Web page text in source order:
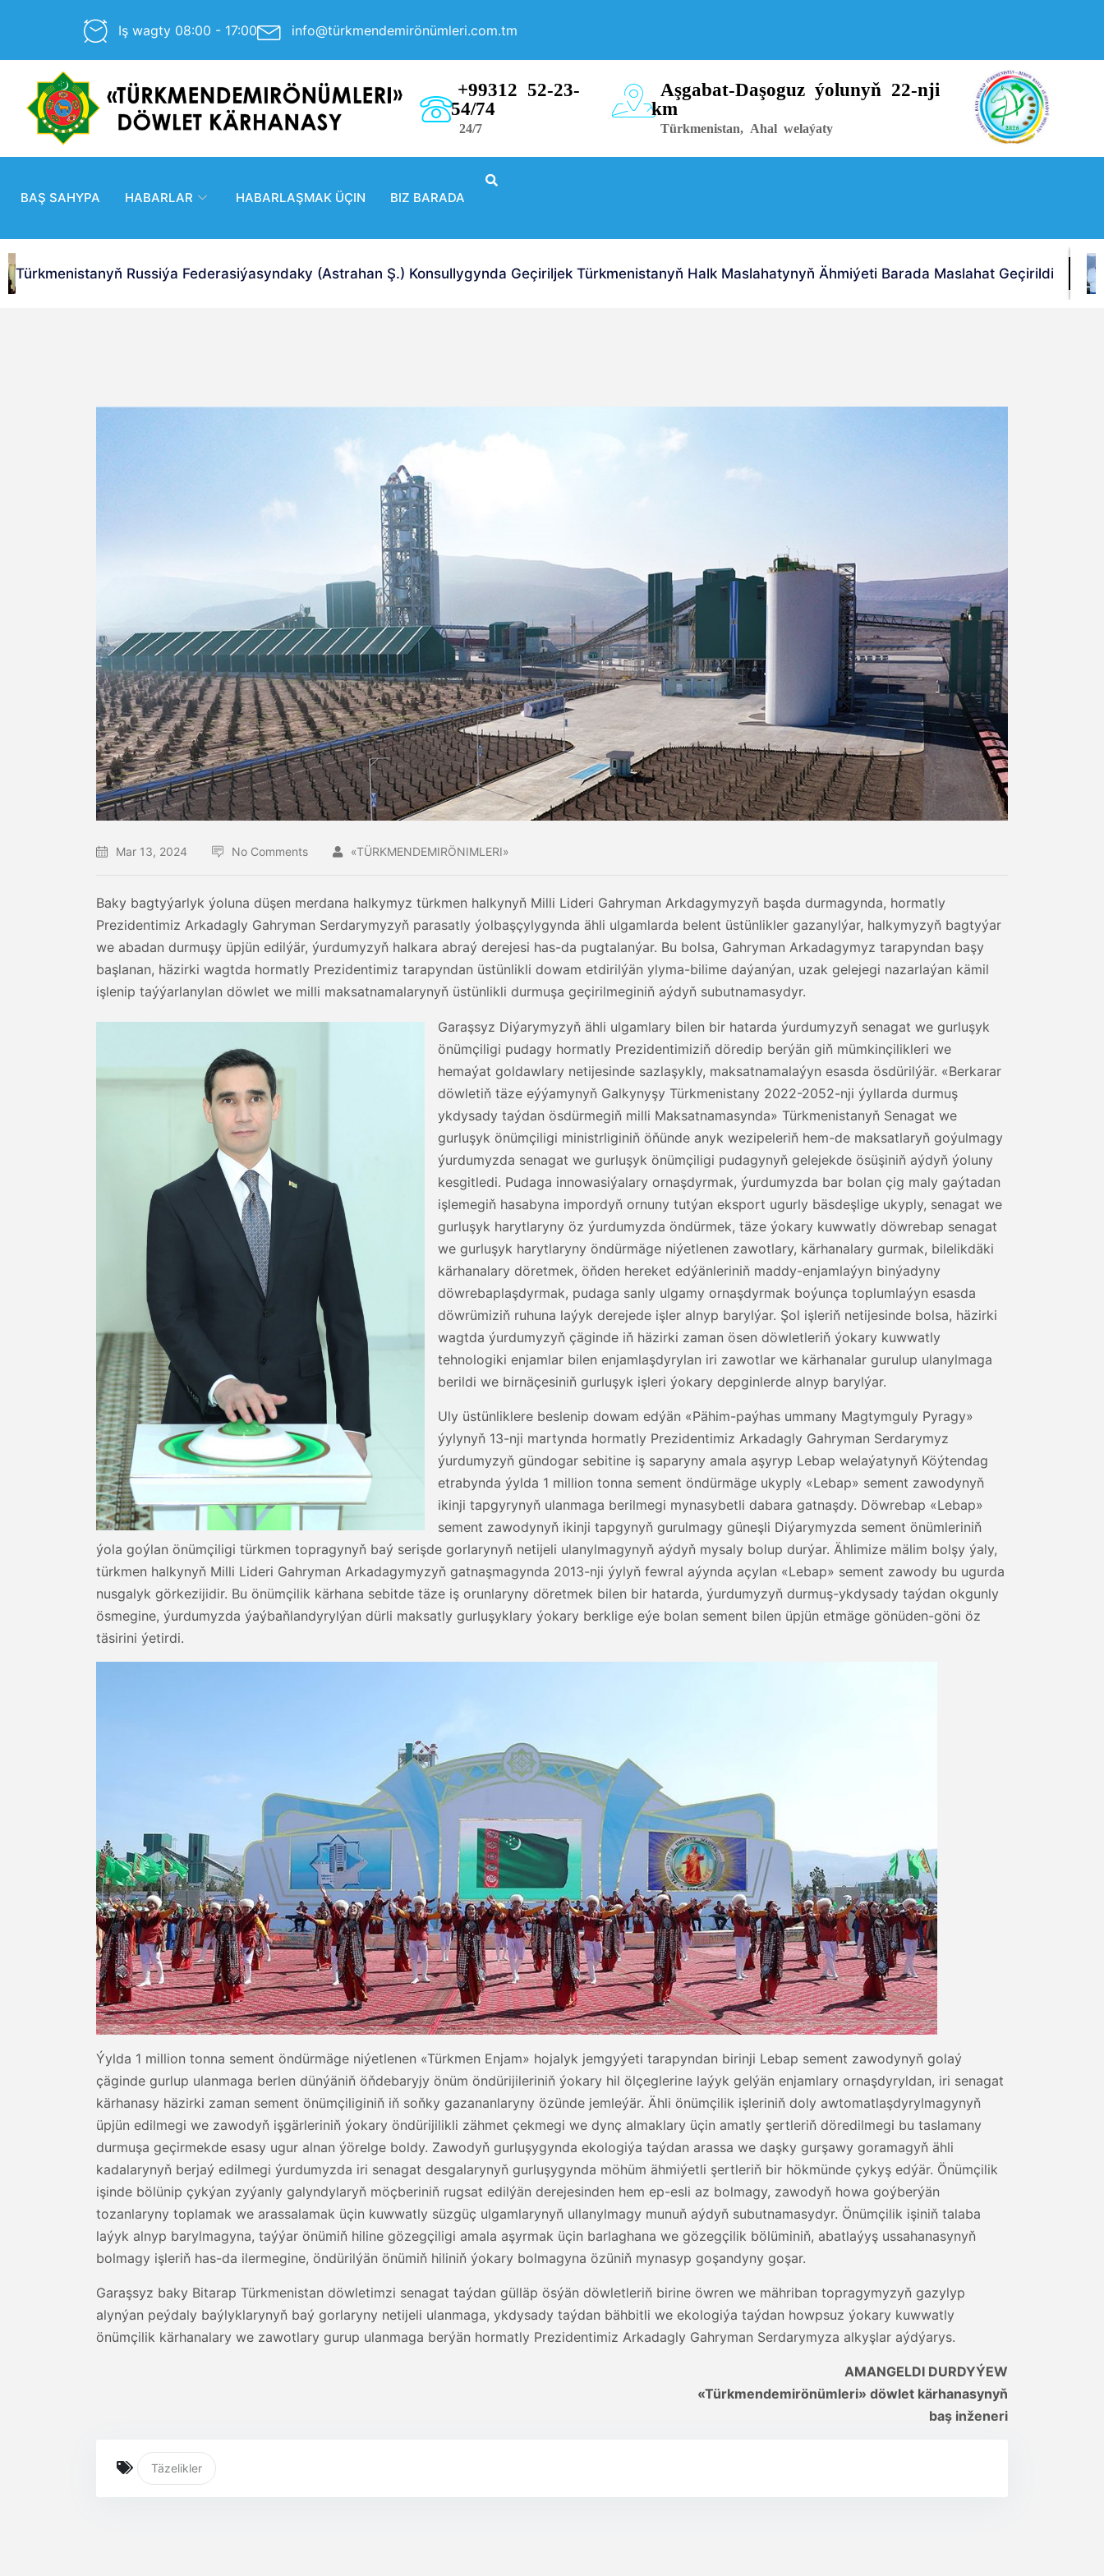
Iş wagty 08:00 - 17:00 info@türkmendemirönümleri.com.tm
+99312 52-23-
54/74
24/7
Aşgabat-Daşoguz ýolunyň 22-nji
km
Türkmenistan, Ahal welaýaty
BAŞ SAHYPA HABARLAR HABARLAŞMAK ÜÇIN BIZ BARADA
Türkmenistanyň Russiýa Federasiýasyndaky (Astrahan Ş.) Konsullygynda Geçiriljek Türkmenistanyň Halk Maslahatynyň Ähmiýeti Barada Maslahat Geçirildi
Mar 13, 2024 No Comments «TÜRKMENDEMIRÖNIMLERI»
Baky bagtyýarlyk ýoluna düşen merdana halkymyz türkmen halkynyň Milli Lideri Gahryman Arkdagymyzyň başda durmagynda, hormatly
Prezidentimiz Arkadagly Gahryman Serdarymyzyň parasatly ýolbaşçylygynda ähli ulgamlarda belent üstünlikler gazanylýar, halkymyzyň bagtyýar
we abadan durmuşy üpjün edilýär, ýurdumyzyň halkara abraý derejesi has-da pugtalanýar. Bu bolsa, Gahryman Arkadagymyz tarapyndan başy
başlanan, häzirki wagtda hormatly Prezidentimiz tarapyndan üstünlikli dowam etdirilýän ylyma-bilime daýanýan, uzak gelejegi nazarlaýan kämil
işlenip taýýarlanylan döwlet we milli maksatnamalarynyň üstünlikli durmuşa geçirilmeginiň aýdyň subutnamasydyr.
Garaşsyz Diýarymyzyň ähli ulgamlary bilen bir hatarda ýurdumyzyň senagat we gurluşyk
önümçiligi pudagy hormatly Prezidentimiziň döredip berýän giň mümkinçilikleri we
hemaýat goldawlary netijesinde sazlaşykly, maksatnamalaýyn esasda ösdürilýär. «Berkarar
döwletiň täze eýýamynyň Galkynyşy Türkmenistany 2022-2052-nji ýyllarda durmuş
ykdysady taýdan ösdürmegiň milli Maksatnamasynda» Türkmenistanyň Senagat we
gurluşyk önümçiligi ministrliginiň öňünde anyk wezipeleriň hem-de maksatlaryň goýulmagy
ýurdumyzda senagat we gurluşyk önümçiligi pudagynyň gelejekde ösüşiniň aýdyň ýoluny
kesgitledi. Pudaga innowasiýalary ornaşdyrmak, ýurdumyzda bar bolan çig maly gaýtadan
işlemegiň hasabyna impordyň ornuny tutýan eksport ugurly bäsdeşlige ukyply, senagat we
gurluşyk harytlaryny öz ýurdumyzda öndürmek, täze ýokary kuwwatly döwrebap senagat
we gurluşyk harytlaryny öndürmäge niýetlenen zawotlary, kärhanalary gurmak, bilelikdäki
kärhanalary döretmek, öňden hereket edýänleriniň maddy-enjamlaýyn binýadyny
döwrebaplaşdyrmak, pudaga sanly ulgamy ornaşdyrmak boýunça toplumlaýyn esasda
döwrümiziň ruhuna laýyk derejede işler alnyp barylýar. Şol işleriň netijesinde bolsa, häzirki
wagtda ýurdumyzyň çäginde iň häzirki zaman ösen döwletleriň ýokary kuwwatly
tehnologiki enjamlar bilen enjamlaşdyrylan iri zawotlar we kärhanalar gurulup ulanylmaga
berildi we birnäçesiniň gurluşyk işleri ýokary depginlerde alnyp barylýar.
Uly üstünliklere beslenip dowam edýän «Pähim-paýhas ummany Magtymguly Pyragy»
ýylynyň 13-nji martynda hormatly Prezidentimiz Arkadagly Gahryman Serdarymyz
ýurdumyzyň gündogar sebitine iş saparyny amala aşyryp Lebap welaýatynyň Köýtendag
etrabynda ýylda 1 million tonna sement öndürmäge ukyply «Lebap» sement zawodynyň
ikinji tapgyrynyň ulanmaga berilmegi mynasybetli dabara gatnaşdy. Döwrebap «Lebap»
sement zawodynyň ikinji tapgynyň gurulmagy güneşli Diýarymyzda sement önümleriniň
ýola goýlan önümçiligi türkmen topragynyň baý serişde gorlarynyň netijeli ulanylmagynyň aýdyň mysaly bolup durýar. Ählimize mälim bolşy ýaly,
türkmen halkynyň Milli Lideri Gahryman Arkadagymyzyň gatnaşmagynda 2013-nji ýylyň fewral aýynda açylan «Lebap» sement zawody bu ugurda
nusgalyk görkezijidir. Bu önümçilik kärhana sebitde täze iş orunlaryny döretmek bilen bir hatarda, ýurdumyzyň durmuş-ykdysady taýdan okgunly
ösmegine, ýurdumyzda ýaýbaňlandyrylýan dürli maksatly gurluşyklary ýokary berklige eýe bolan sement bilen üpjün etmäge gönüden-göni öz
täsirini ýetirdi.
Ýylda 1 million tonna sement öndürmäge niýetlenen «Türkmen Enjam» hojalyk jemgyýeti tarapyndan birinji Lebap sement zawodynyň golaý
çäginde gurlup ulanmaga berlen dünýäniň öňdebaryjy önüm öndürijileriniň ýokary hil ölçeglerine laýyk gelýän enjamlary ornaşdyryldan, iri senagat
kärhanasy häzirki zaman sement önümçiliginiň iň soňky gazananlaryny özünde jemleýär. Ähli önümçilik işleriniň doly awtomatlaşdyrylmagynyň
üpjün edilmegi we zawodyň işgärleriniň ýokary öndürijilikli zähmet çekmegi we dynç almaklary üçin amatly şertleriň döredilmegi bu taslamany
durmuşa geçirmekde esasy ugur alnan ýörelge boldy. Zawodyň gurluşygynda ekologiýa taýdan arassa we daşky gurşawy goramagyň ähli
kadalarynyň berjaý edilmegi ýurdumyzda iri senagat desgalarynyň gurluşygynda möhüm ähmiýetli şertleriň bir hökmünde çykyş edýär. Önümçilik
işinde bölünip çykýan zyýanly galyndylaryň möçberiniň rugsat edilýän derejesinden hem ep-esli az bolmagy, zawodyň howa goýberýän
tozanlaryny toplamak we arassalamak üçin kuwwatly süzgüç ulgamlarynyň ullanylmagy munuň aýdyň subutnamasydyr. Önümçilik işiniň talaba
laýyk alnyp barylmagyna, taýýar önümiň hiline gözegçiligi amala aşyrmak üçin barlaghana we gözegçilik bölüminiň, abatlaýyş ussahanasynyň
bolmagy işleriň has-da ilermegine, öndürilýän önümiň hiliniň ýokary bolmagyna özüniň mynasyp goşandyny goşar.
Garaşsyz baky Bitarap Türkmenistan döwletimzi senagat taýdan gülläp ösýän döwletleriň birine öwren we mähriban topragymyzyň gazylyp
alynýan peýdaly baýlyklarynyň baý gorlaryny netijeli ulanmaga, ykdysady taýdan bähbitli we ekologiýa taýdan howpsuz ýokary kuwwatly
önümçilik kärhanalary we zawotlary gurup ulanmaga berýän hormatly Prezidentimiz Arkadagly Gahryman Serdarymyza alkyşlar aýdýarys.
AMANGELDI DURDYÝEW
«Türkmendemirönümleri» döwlet kärhanasynyň
baş inženeri
Täzelikler